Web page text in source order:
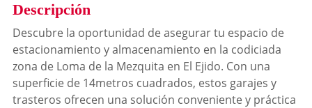
Descripción
Descubre la oportunidad de asegurar tu espacio de
estacionamiento y almacenamiento en la codiciada
zona de Loma de la Mezquita en El Ejido. Con una
superficie de 14metros cuadrados, estos garajes y
trasteros ofrecen una solución conveniente y práctica